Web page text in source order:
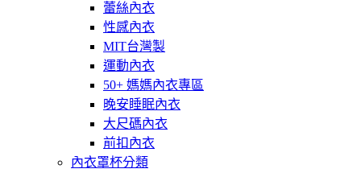
蕾絲內衣
性感內衣
MIT台灣製
運動內衣
50+ 媽媽內衣專區
晚安睡眠內衣
大尺碼內衣
前扣內衣
內衣罩杯分類